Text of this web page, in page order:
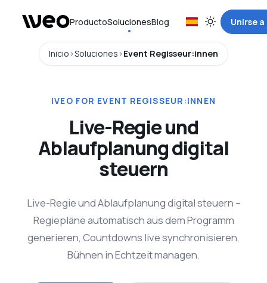
ProductoSolucionesBlog Unirse
Inicio Soluciones Event Regisseur:innen
IVEO FOR EVENT REGISSEUR:INNEN
Live-Regie und
Ablaufplanung digital
steuern
Live-Regie und Ablaufplanung digital steuern –
Regiepläne automatisch aus dem Programm
generieren, Countdowns live synchronisieren,
Bühnen in Echtzeit managen.